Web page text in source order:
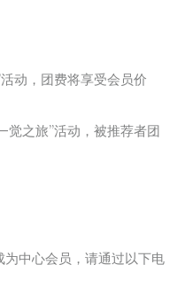
动，团费将享受会员价
觉之旅”活动，被推荐者团
中心会员，请通过以下电